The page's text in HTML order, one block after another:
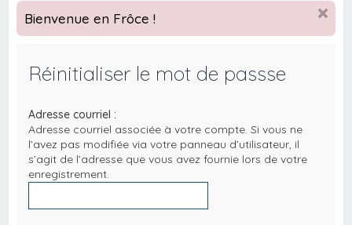
c
h
Bienvenue en Frôce !
Réinitialiser le mot de passse
Adresse courriel :
Adresse courriel associée à votre compte. Si vous ne
l’avez pas modifiée via votre panneau d’utilisateur, il
s’agit de l’adresse que vous avez fournie lors de votre
enregistrement.